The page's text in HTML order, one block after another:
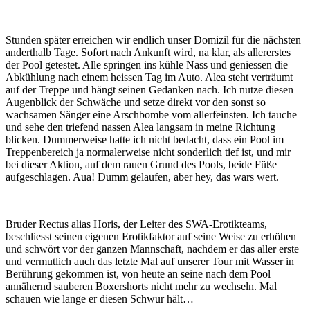
Stunden später erreichen wir endlich unser Domizil für die nächsten
anderthalb Tage. Sofort nach Ankunft wird, na klar, als allererstes
der Pool getestet. Alle springen ins kühle Nass und geniessen die
Abkühlung nach einem heissen Tag im Auto. Alea steht verträumt
auf der Treppe und hängt seinen Gedanken nach. Ich nutze diesen
Augenblick der Schwäche und setze direkt vor den sonst so
wachsamen Sänger eine Arschbombe vom allerfeinsten. Ich tauche
und sehe den triefend nassen Alea langsam in meine Richtung
blicken. Dummerweise hatte ich nicht bedacht, dass ein Pool im
Treppenbereich ja normalerweise nicht sonderlich tief ist, und mir
bei dieser Aktion, auf dem rauen Grund des Pools, beide Füße
aufgeschlagen. Aua! Dumm gelaufen, aber hey, das wars wert.
Bruder Rectus alias Horis, der Leiter des SWA-Erotikteams,
beschliesst seinen eigenen Erotikfaktor auf seine Weise zu erhöhen
und schwört vor der ganzen Mannschaft, nachdem er das aller erste
und vermutlich auch das letzte Mal auf unserer Tour mit Wasser in
Berührung gekommen ist, von heute an seine nach dem Pool
annähernd sauberen Boxershorts nicht mehr zu wechseln. Mal
schauen wie lange er diesen Schwur hält…